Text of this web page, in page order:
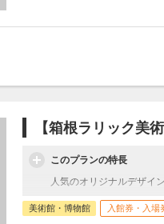
【箱根ラリック
このプランの特長
人気のオリジナルデザイ
美術館・博物館 入館券・入場